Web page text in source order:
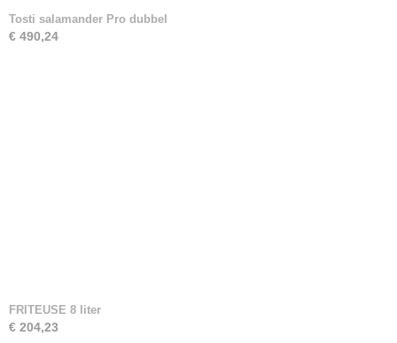
Tosti salamander Pro dubbel
€ 490,24
FRITEUSE 8 liter
€ 204,23